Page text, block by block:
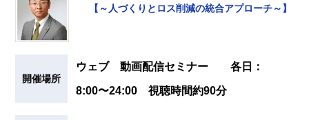
【～人づくりとロス削減の統合アプローチ～】
開催場所
ウェブ 動画配信セミナー 各日：
8:00〜24:00 視聴時間約90分